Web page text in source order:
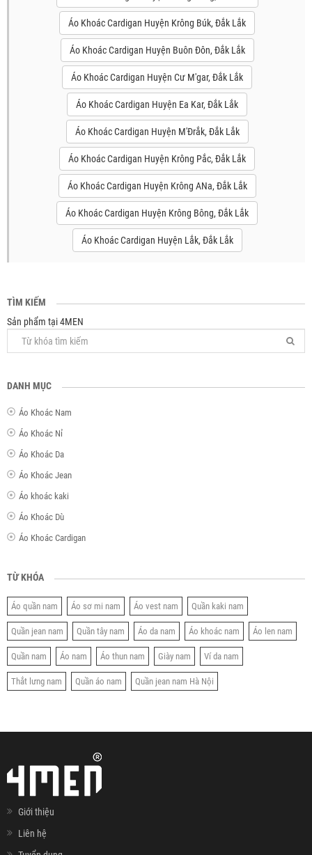
Áo Khoác Cardigan Huyện Krông Búk, Đắk Lắk
Áo Khoác Cardigan Huyện Buôn Đôn, Đắk Lắk
Áo Khoác Cardigan Huyện Cư M'gar, Đắk Lắk
Áo Khoác Cardigan Huyện Ea Kar, Đắk Lắk
Áo Khoác Cardigan Huyện M'Đrắk, Đắk Lắk
Áo Khoác Cardigan Huyện Krông Pắc, Đắk Lắk
Áo Khoác Cardigan Huyện Krông ANa, Đắk Lắk
Áo Khoác Cardigan Huyện Krông Bông, Đắk Lắk
Áo Khoác Cardigan Huyện Lắk, Đắk Lắk
TÌM KIẾM
Sản phẩm tại 4MEN
DANH MỤC
Áo Khoác Nam
Áo Khoác Nỉ
Áo Khoác Da
Áo Khoác Jean
Áo khoác kaki
Áo Khoác Dù
Áo Khoác Cardigan
TỪ KHÓA
Áo quần nam Áo sơ mi nam Áo vest nam Quần kaki nam
Quần jean nam Quần tây nam Áo da nam Áo khoác nam Áo len nam
Quần nam Áo nam Áo thun nam Giày nam Ví da nam
Thắt lưng nam Quần áo nam Quần jean nam Hà Nội
Giới thiệu
Liên hệ